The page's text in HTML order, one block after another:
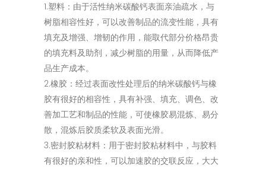
1.塑料：由于活性纳米碳酸钙表面亲油疏水，与
树脂相容性好，可以改善制品的流变性能，具有
填充及增强、增韧的作用，能取代部分价格昂贵
的填充料及助剂，减少树脂的用量，从而降低产
品生产成本。
2.橡胶：经过表面改性处理后的纳米碳酸钙与橡
胶有很好的相容性，具有补强、填充、调色、改
善加工艺和制品的性能，可使橡胶易混炼、易分
散，混炼后胶质柔软及表面光滑。
3.密封胶粘材料：用于密封胶粘材料中，与胶料
有很好的亲和性，可以加速胶的交联反应，大大